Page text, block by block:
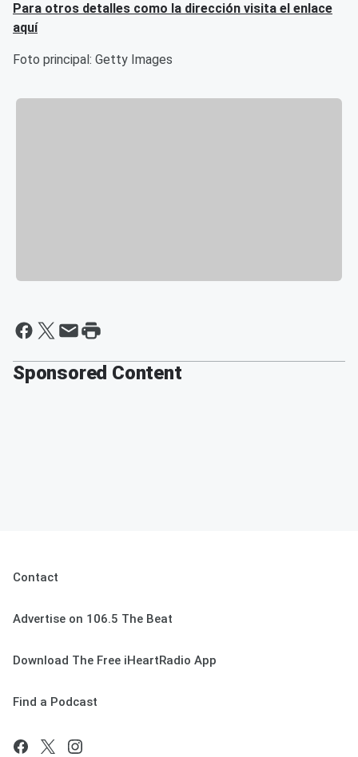
Para otros detalles como la dirección visita el enlace
aquí
Foto principal: Getty Images
Sponsored Content
Contact
Advertise on 106.5 The Beat
Download The Free iHeartRadio App
Find a Podcast